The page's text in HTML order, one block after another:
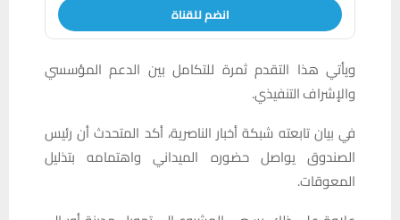
انضم للقناة
ويأتي هذا التقدم ثمرة للتكامل بين الدعم المؤسسي
والإشراف التنفيذي.
في بيان تابعته شبكة أخبار الناصرية، أكد المتحدث أن رئيس
الصندوق يواصل حضوره الميداني واهتمامه بتذليل
المعوقات.